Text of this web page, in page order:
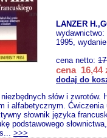
LANZER
wydawnictwo:
1995,
cena netto:
cena 16,44
dodaj do
słów i zwrotów.
i alfabetycznym. Ćwiczenia
słownik języka
podstawowego
>>>